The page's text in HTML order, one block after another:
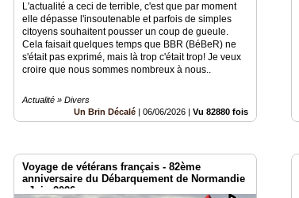
L'actualité a ceci de terrible, c'est que par moment
elle dépasse l'insoutenable et parfois de simples
citoyens souhaitent pousser un coup de gueule.
Cela faisait quelques temps que BBR (BéBeR) ne
s'était pas exprimé, mais là trop c'était trop! Je veux
croire que nous sommes nombreux à nous..
Actualité » Divers
Un Brin Décalé |06/06/2026 |Vu 82880 fois
Voyage de vétérans français - 82ème
anniversaire du Débarquement de Normandie
- Juin 2026